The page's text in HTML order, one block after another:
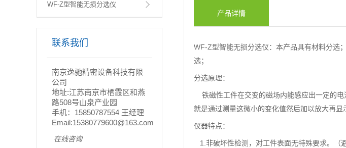
WF-Z型智能无损分选仪
联系我们
南京逸驰精密设备科技有限
公司
地址:江苏南京市栖霞区和燕
路508号山泉产业园
手机：15850787554 王经理
Email:15380779600@163.com
在线咨询
产品详情
WF-Z型智能无损分选仪：本产品具有材料分选
选；
分选原理：
铁磁性工件在交变的磁场内能感应出一定的电
就是通过测量这微小的变化值然后加以放大再显
仪器特点：
1.非破坏性检测，对工件表面无特殊要求。（